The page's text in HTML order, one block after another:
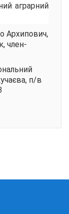
аграрний
Архипович,
член-
п/в